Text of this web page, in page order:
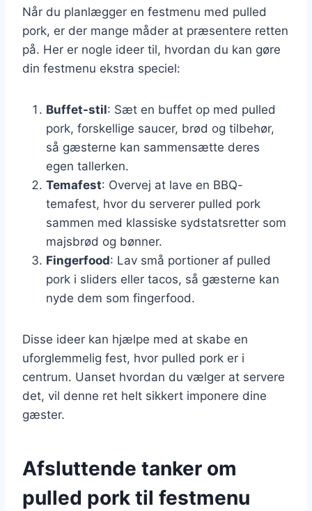
Når du planlægger en festmenu med pulled
pork, er der mange måder at præsentere retten
på. Her er nogle ideer til, hvordan du kan gøre
din festmenu ekstra speciel:
Buffet-stil: Sæt en buffet op med pulled
pork, forskellige saucer, brød og tilbehør,
så gæsterne kan sammensætte deres
egen tallerken.
Temafest: Overvej at lave en BBQ-
temafest, hvor du serverer pulled pork
sammen med klassiske sydstatsretter som
majsbrød og bønner.
Fingerfood: Lav små portioner af pulled
pork i sliders eller tacos, så gæsterne kan
nyde dem som fingerfood.
Disse ideer kan hjælpe med at skabe en
uforglemmelig fest, hvor pulled pork er i
centrum. Uanset hvordan du vælger at servere
det, vil denne ret helt sikkert imponere dine
gæster.
Afsluttende tanker om
pulled pork til festmenu